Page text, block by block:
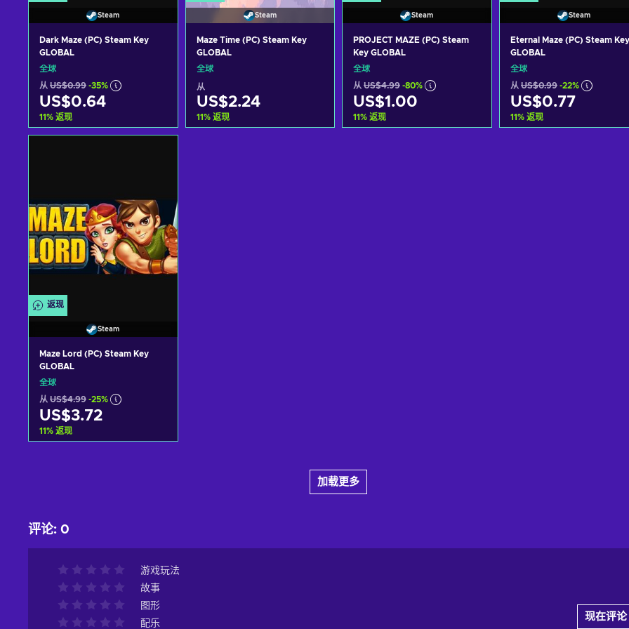
Steam
Dark Maze (PC) Steam Key
GLOBAL
全球
从 US$0.99 -35%
US$0.64
11% 返现
Steam
Maze Time (PC) Steam Key
GLOBAL
全球
从
US$2.24
11% 返现
Steam
PROJECT MAZE (PC) Steam
Key GLOBAL
全球
从 US$4.99 -80%
US$1.00
11% 返现
Steam
Eternal Maze (PC) Steam Key
GLOBAL
全球
从 US$0.99 -22%
US$0.77
11% 返现
返现
Steam
Maze Lord (PC) Steam Key
GLOBAL
全球
从 US$4.99 -25%
US$3.72
11% 返现
加载更多
评论: 0
游戏玩法
故事
图形
配乐
现在评论